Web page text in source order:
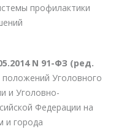
профилактики
N 91-ФЗ (ред.
Уголовного
и Уголовно-
Федерации на
и города